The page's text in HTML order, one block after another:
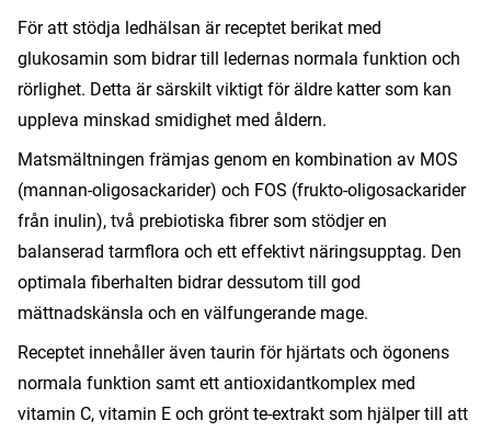
För att stödja ledhälsan är receptet berikat med
glukosamin som bidrar till ledernas normala funktion och
rörlighet. Detta är särskilt viktigt för äldre katter som kan
uppleva minskad smidighet med åldern.
Matsmältningen främjas genom en kombination av MOS
(mannan-oligosackarider) och FOS (frukto-oligosackarider
från inulin), två prebiotiska fibrer som stödjer en
balanserad tarmflora och ett effektivt näringsupptag. Den
optimala fiberhalten bidrar dessutom till god
mättnadskänsla och en välfungerande mage.
Receptet innehåller även taurin för hjärtats och ögonens
normala funktion samt ett antioxidantkomplex med
vitamin C, vitamin E och grönt te-extrakt som hjälper till att